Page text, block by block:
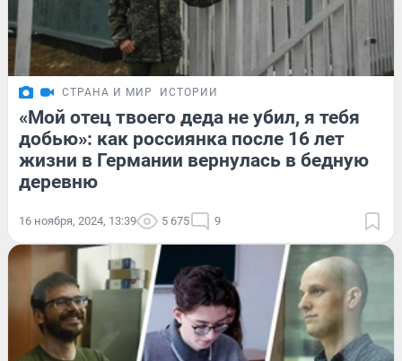
СТРАНА И МИР ИСТОРИИ
«Мой отец твоего деда не убил, я тебя
добью»: как россиянка после 16 лет
жизни в Германии вернулась в бедную
деревню
16 ноября, 2024, 13:39 5 675 9